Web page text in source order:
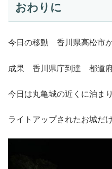
おわりに
今日の移動 香川県高松市
成果 香川県庁到達 都道府
今日は丸亀城の近くに泊まり
ライトアップされたお城だ